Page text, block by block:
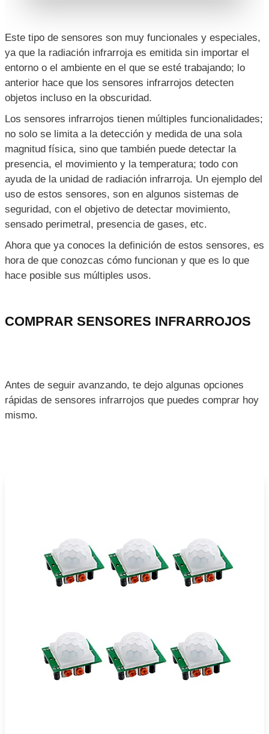
Este tipo de sensores son muy funcionales y especiales,
ya que la radiación infrarroja es emitida sin importar el
entorno o el ambiente en el que se esté trabajando; lo
anterior hace que los sensores infrarrojos detecten
objetos incluso en la obscuridad.
Los sensores infrarrojos tienen múltiples funcionalidades;
no solo se limita a la detección y medida de una sola
magnitud física, sino que también puede detectar la
presencia, el movimiento y la temperatura; todo con
ayuda de la unidad de radiación infrarroja. Un ejemplo del
uso de estos sensores, son en algunos sistemas de
seguridad, con el objetivo de detectar movimiento,
sensado perimetral, presencia de gases, etc.
Ahora que ya conoces la definición de estos sensores, es
hora de que conozcas cómo funcionan y que es lo que
hace posible sus múltiples usos.
COMPRAR SENSORES INFRARROJOS
Antes de seguir avanzando, te dejo algunas opciones
rápidas de sensores infrarrojos que puedes comprar hoy
mismo.